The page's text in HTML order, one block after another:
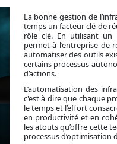
La bonne gestion de
temps un facteur clé de
rôle clé. En utilisant un
permet à l’entreprise de
automatiser des outils
certains processus
d’actions.
L’automatisation des
c'est à dire que chaque
le temps et l’effort
en productivité et en
les atouts qu’offre cette
processus d’optimisation